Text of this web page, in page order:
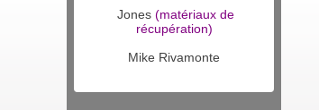
Jones (matériaux de
récupération)
Mike Rivamonte